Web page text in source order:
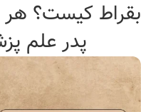
بقراط کیست؟ هر
پدر علم